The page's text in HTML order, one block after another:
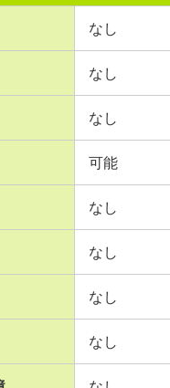
なし
なし
なし
可能
なし
なし
なし
なし